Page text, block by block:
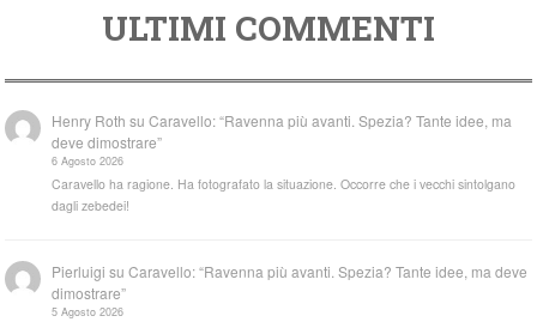
ULTIMI COMMENTI
Henry Roth suCaravello: “Ravenna più avanti. Spezia? Tante idee, ma
deve dimostrare”
6 Agosto 2026
Caravello ha ragione. Ha fotografato la situazione. Occorre che i vecchi sintolgano
dagli zebedei!
Pierluigi suCaravello: “Ravenna più avanti. Spezia? Tante idee, ma deve
dimostrare”
5 Agosto 2026